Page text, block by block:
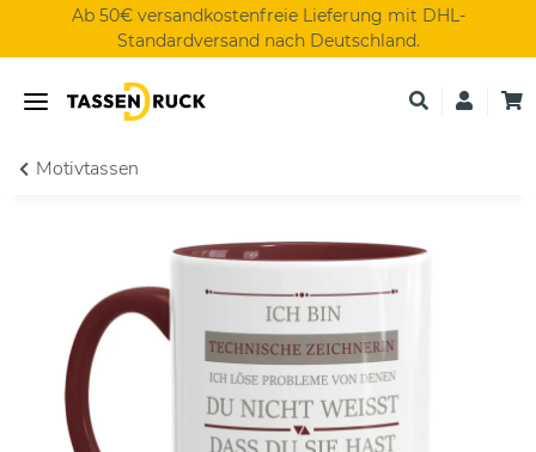
Ab 50€ versandkostenfreie Lieferung mit DHL-
Standardversand nach Deutschland.
Motivtassen